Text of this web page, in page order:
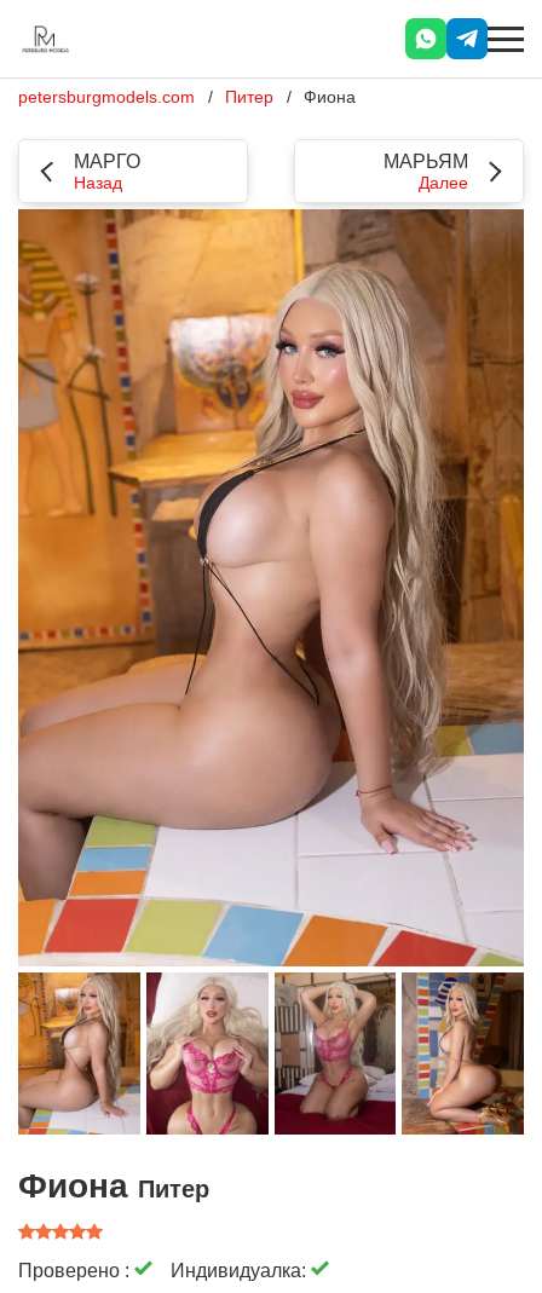
petersburgmodels.com Питер Фиона
МАРГО
Назад
МАРЬЯМ
Далее
Фиона Питер
Проверено : Индивидуалка: